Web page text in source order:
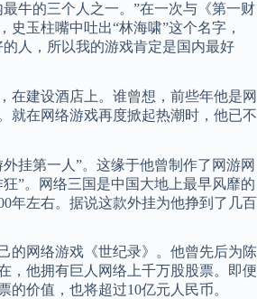
的三个人之一。”在一次与《第一财
史玉柱嘴中吐出“林海啸”这个名字，
人，所以我的游戏肯定是国内最好
建设酒店上。谁曾想，前些年他是网
就在网络游戏再度掀起热潮时，他已不
第一人”。这缘于他曾制作了网游网
”。网络三国是中国大地上最早风靡的
年左右。据说这款外挂为他挣到了几百
网络游戏《世纪录》。他曾先后为陈
，他拥有巨人网络上千万股股票。即便
的价值，也将超过10亿元人民币。